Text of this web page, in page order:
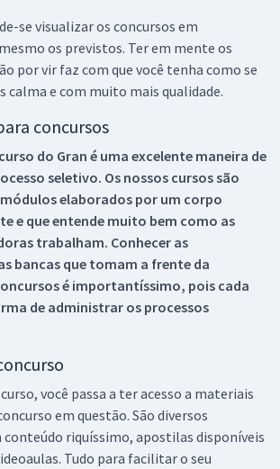
se visualizar os concursos em
os previstos. Ter em mente os
por vir faz com que você tenha como se
calma e com muito mais qualidade.
concursos
do Gran é uma excelente maneira de
seletivo. Os nossos cursos são
elaborados por um corpo
e que entende muito bem como as
trabalham. Conhecer as
bancas que tomam a frente da
é importantíssimo, pois cada
de administrar os processos
você passa a ter acesso a materiais
em questão. São diversos
riquíssimo, apostilas disponíveis
Tudo para facilitar o seu